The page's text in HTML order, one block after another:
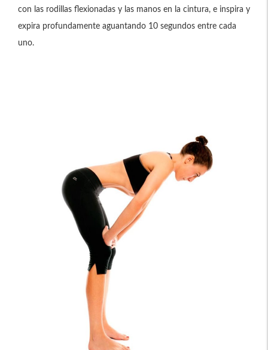
con las rodillas flexionadas y las manos en la cintura, e inspira y
expira profundamente aguantando 10 segundos entre cada
uno.